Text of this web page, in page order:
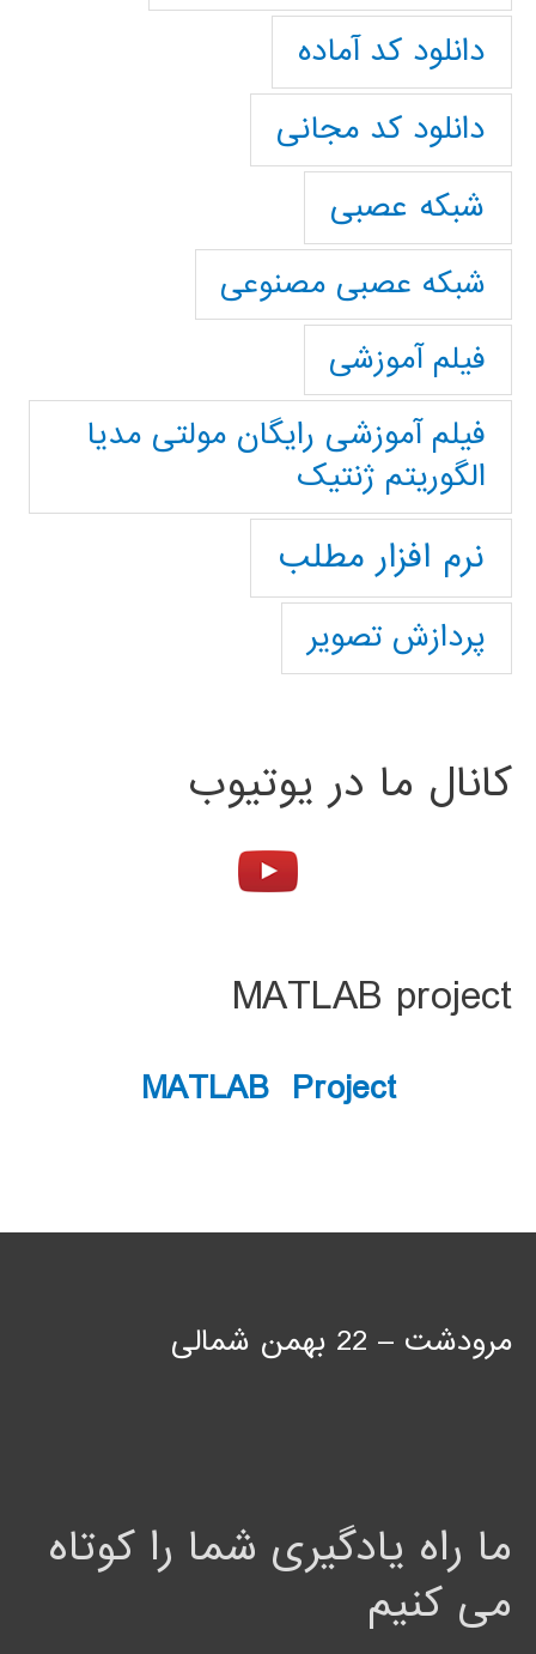
دانلود کد آماده
دانلود کد مجانی
شبکه عصبی
شبکه عصبی مصنوعی
فیلم آموزشی
فیلم آموزشی رایگان مولتی مدیا
الگوریتم ژنتیک
نرم افزار مطلب
پردازش تصویر
کانال ما در یوتیوب
MATLAB project
MATLAB Project
مرودشت – 22 بهمن شمالی
ما راه یادگیری شما را کوتاه
می کنیم